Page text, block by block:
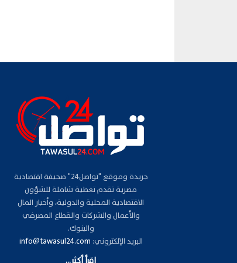
جريدة وموقع "تواصل24" صحيفة اقتصادية
مصرية تقدم تغطية شاملة للشؤون
الاقتصادية المحلية والدولية، وأخبار المال
والأعمال والشركات والقطاع المصرفي
والبنوك.
البريد الإلكتروني: info@tawasul24.com